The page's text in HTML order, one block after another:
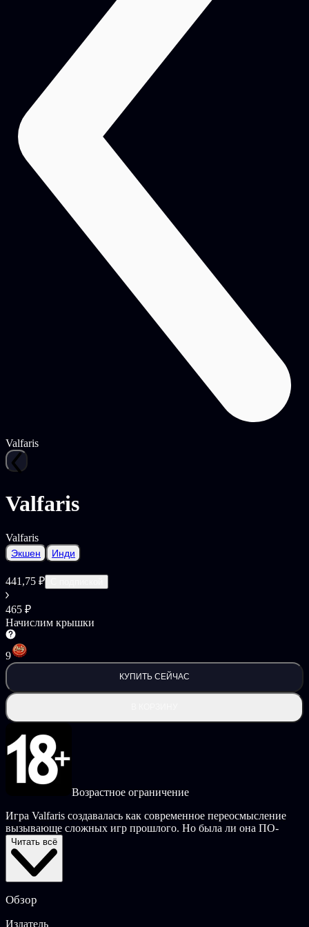
Valfaris
Valfaris
Valfaris
Экшен Инди
441,75 ₽
465 ₽
Начислим крышки
9
КУПИТЬ СЕЙЧАС
Возрастное ограничение
Игра Valfaris создавалась как современное переосмысление
вызывающе сложных игр прошлого. Но была ли она ПО-
НАСТОЯЩЕМУ трудной? Представляем «Сплошной
металл»! Это наша версия режима «Новая игра +», который
открывается после первого прохождения Valfaris! Начни игру
со всем собранным арсеналом и улучшениями! Это будет
будут на совершенно новом уровне! Приготовься: тебя ждут
Читать всё
Обзор
Издатель